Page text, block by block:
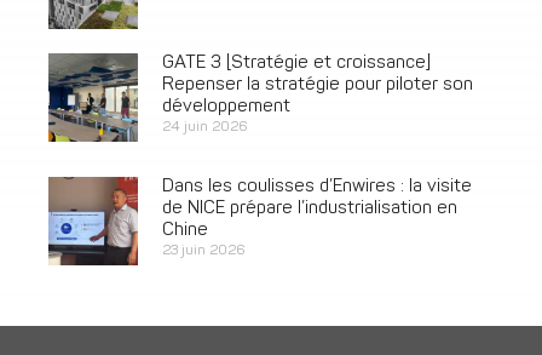
GATE 3 [Stratégie et croissance]
Repenser la stratégie pour piloter son
développement
24 juin 2026
Dans les coulisses d’Enwires : la visite
de NICE prépare l’industrialisation en
Chine
23 juin 2026